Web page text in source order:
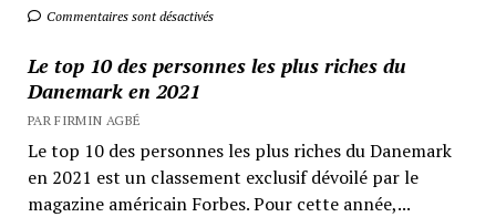
Commentaires sont désactivés
Le top 10 des personnes les plus riches du
Danemark en 2021
PAR FIRMIN AGBÉ
Le top 10 des personnes les plus riches du Danemark
en 2021 est un classement exclusif dévoilé par le
magazine américain Forbes. Pour cette année,...